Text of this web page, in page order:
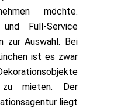
möchte.
Full-Service
zur Auswahl. Bei
ist es zwar
zu mieten. Der
liegt